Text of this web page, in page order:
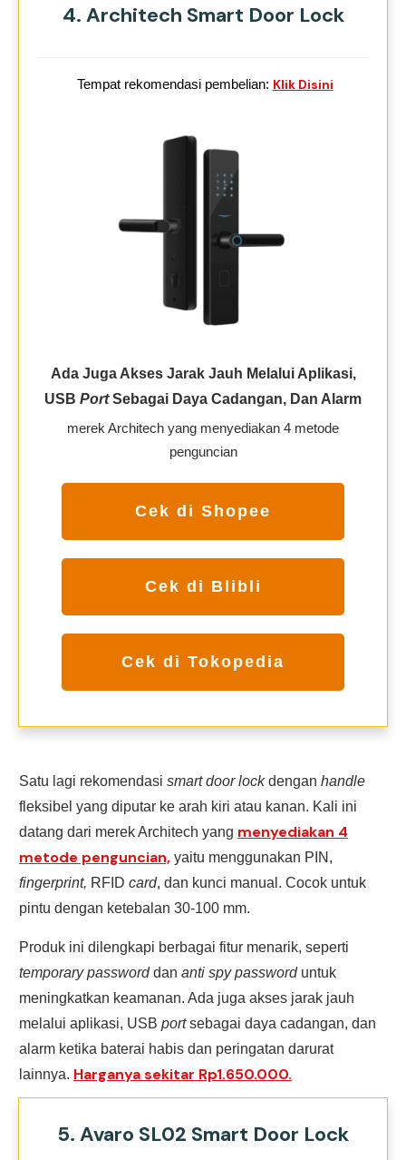
4. Architech Smart Door Lock
Tempat rekomendasi pembelian: Klik Disini
Ada Juga Akses Jarak Jauh Melalui Aplikasi,
USB PortSebagai Daya Cadangan, Dan Alarm
merek Architech yang menyediakan 4 metode
penguncian
Cek di Shopee
Cek di Blibli
Cek di Tokopedia
Satu lagi rekomendasi smart door lockdengan handle
fleksibel yang diputar ke arah kiri atau kanan. Kali ini
datang dari merek Architech yang menyediakan 4
metode penguncian, yaitu menggunakan PIN,
fingerprint, RFID card, dan kunci manual. Cocok untuk
pintu dengan ketebalan 30-100 mm.
Produk ini dilengkapi berbagai fitur menarik, seperti
temporary passworddan anti spy password untuk
meningkatkan keamanan. Ada juga akses jarak jauh
melalui aplikasi, USB portsebagai daya cadangan, dan
alarm ketika baterai habis dan peringatan darurat
lainnya. Harganya sekitar Rp1.650.000.
5. Avaro SL02 Smart Door Lock